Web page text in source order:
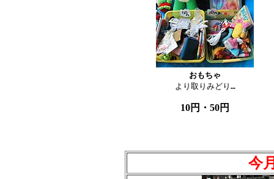
おもちゃ
より取りみどり…
10円・50円
今